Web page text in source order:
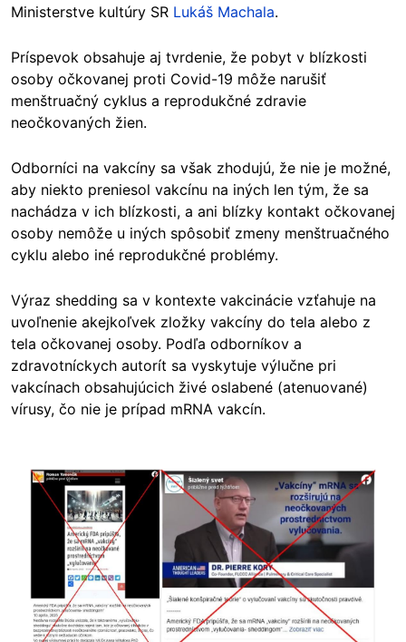
Ministerstve kultúry SR Lukáš Machala.
Príspevok obsahuje aj tvrdenie, že pobyt v blízkosti
osoby očkovanej proti Covid-19 môže narušiť
menštruačný cyklus a reprodukčné zdravie
neočkovaných žien.
Odborníci na vakcíny sa však zhodujú, že nie je možné,
aby niekto preniesol vakcínu na iných len tým, že sa
nachádza v ich blízkosti, a ani blízky kontakt očkovanej
osoby nemôže u iných spôsobiť zmeny menštruačného
cyklu alebo iné reprodukčné problémy.
Výraz shedding sa v kontexte vakcinácie vzťahuje na
uvoľnenie akejkoľvek zložky vakcíny do tela alebo z
tela očkovanej osoby. Podľa odborníkov a
zdravotníckych autorít sa vyskytuje výlučne pri
vakcínach obsahujúcich živé oslabené (atenuované)
vírusy, čo nie je prípad mRNA vakcín.
Image